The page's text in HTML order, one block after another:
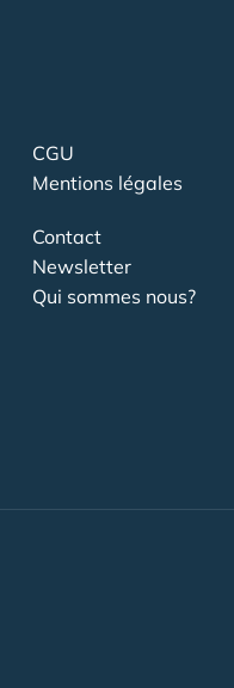
CGU
Mentions légales
Contact
Newsletter
Qui sommes nous?